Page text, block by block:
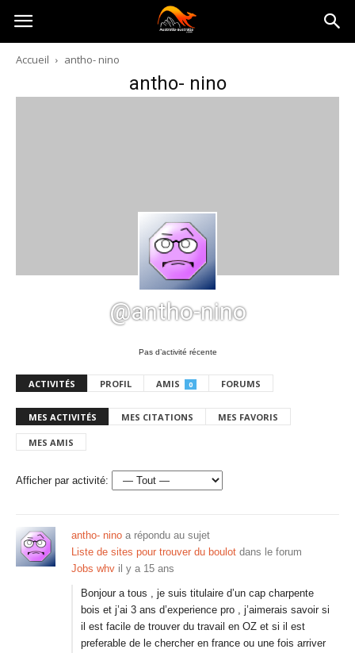
Australia-
australie.com
Accueil antho- nino
antho- nino
@antho-nino
Pas d’activité récente
ACTIVITÉS PROFIL AMIS 0 FORUMS
MES ACTIVITÉS MES CITATIONS MES FAVORIS
MES AMIS
Afficher par activité:
antho- nino a répondu au sujet
Liste de sites pour trouver du boulot dans le forum
Jobs whv il y a 15 ans
Bonjour a tous , je suis titulaire d’un cap charpente
bois et j’ai 3 ans d’experience pro , j’aimerais savoir si
il est facile de trouver du travail en OZ et si il est
preferable de le chercher en france ou une fois arriver